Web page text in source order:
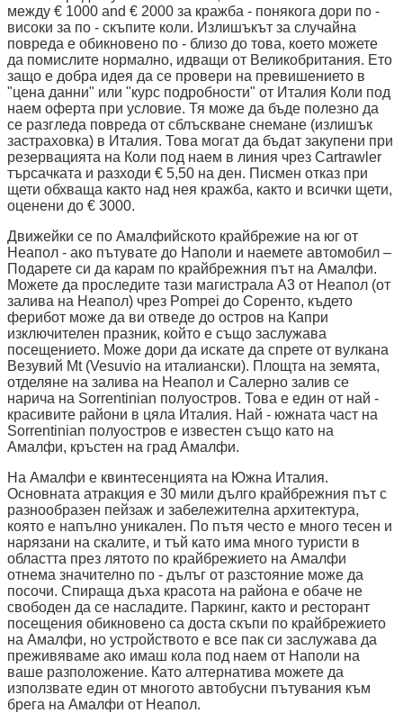
между € 1000 and € 2000 за кражба - понякога дори по -
високи за по - скъпите коли. Излишъкът за случайна
повреда е обикновено по - близо до това, което можете
да помислите нормално, идващи от Великобритания. Ето
защо е добра идея да се провери на превишението в
"цена данни" или "курс подробности" от Италия Коли под
наем оферта при условие. Тя може да бъде полезно да
се разгледа повреда от сблъскване снемане (излишък
застраховка) в Италия. Това могат да бъдат закупени при
резервацията на Коли под наем в линия чрез Cartrawler
търсачката и разходи € 5,50 на ден. Писмен отказ при
щети обхваща както над нея кражба, както и всички щети,
оценени до € 3000.
Движейки се по Амалфийското крайбрежие на юг от
Неапол - ако пътувате до Наполи и наемете автомобил –
Подарете си да карам по крайбрежния път на Амалфи.
Можете да проследите тази магистрала А3 от Неапол (от
залива на Неапол) чрез Pompei до Соренто, където
ферибот може да ви отведе до остров на Капри
изключителен празник, който е също заслужава
посещението. Може дори да искате да спрете от вулкана
Везувий Mt (Vesuvio на италиански). Площта на земята,
отделяне на залива на Неапол и Салерно залив се
нарича на Sorrentinian полуостров. Това е един от най -
красивите райони в цяла Италия. Най - южната част на
Sorrentinian полуостров е известен също като на
Амалфи, кръстен на град Амалфи.
На Амалфи е квинтесенцията на Южна Италия.
Основната атракция е 30 мили дълго крайбрежния път с
разнообразен пейзаж и забележителна архитектура,
която е напълно уникален. По пътя често е много тесен и
нарязани на скалите, и тъй като има много туристи в
областта през лятото по крайбрежието на Амалфи
отнема значително по - дълъг от разстояние може да
посочи. Спираща дъха красота на района е обаче не
свободен да се насладите. Паркинг, както и ресторант
посещения обикновено са доста скъпи по крайбрежието
на Амалфи, но устройството е все пак си заслужава да
преживяваме ако имаш кола под наем от Наполи на
ваше разположение. Като алтернатива можете да
използвате един от многото автобусни пътувания към
брега на Амалфи от Неапол.